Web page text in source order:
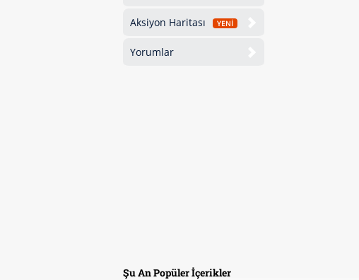
Aksiyon Haritası YENİ
Yorumlar
Şu An Popüler İçerikler